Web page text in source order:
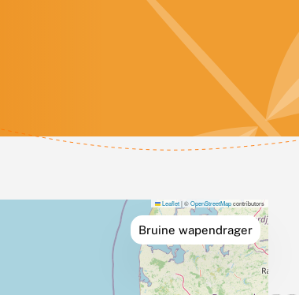
Bruine wapendrager
Leaflet|©OpenStreetMapcontributors